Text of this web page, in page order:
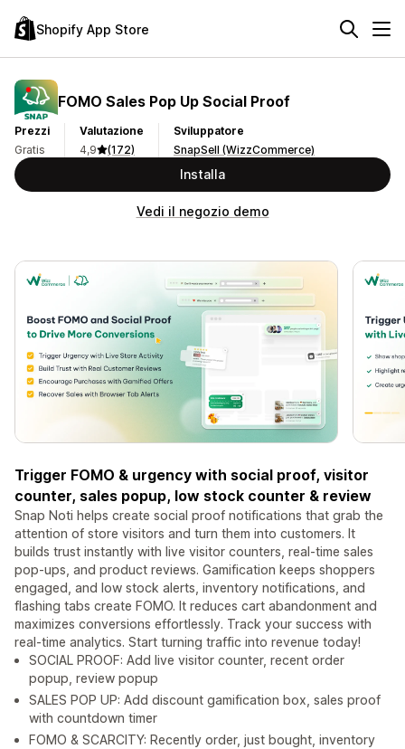
Shopify App Store
FOMO Sales Pop Up Social Proof
Prezzi
Gratis
Valutazione
4,9
(172)
Sviluppatore
SnapSell (WizzCommerce)
Installa
Vedi il negozio demo
Trigger FOMO & urgency with social proof, visitor
counter, sales popup, low stock counter & review
Snap Noti helps create social proof notifications that grab the
attention of store visitors and turn them into customers. It
builds trust instantly with live visitor counters, real-time sales
pop-ups, and product reviews. Gamification keeps shoppers
engaged, and low stock alerts, inventory notifications, and
flashing tabs create FOMO. It reduces cart abandonment and
maximizes conversions effortlessly. Track your success with
real-time analytics. Start turning traffic into revenue today!
SOCIAL PROOF: Add live visitor counter, recent order
popup, review popup
SALES POP UP: Add discount gamification box, sales proof
with countdown timer
FOMO & SCARCITY: Recently order, just bought, inventory